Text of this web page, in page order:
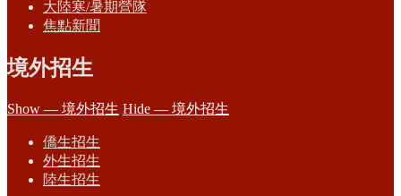
大陸寒/暑期營隊
焦點新聞
境外招生
Show — 境外招生 Hide — 境外招生
僑生招生
外生招生
陸生招生